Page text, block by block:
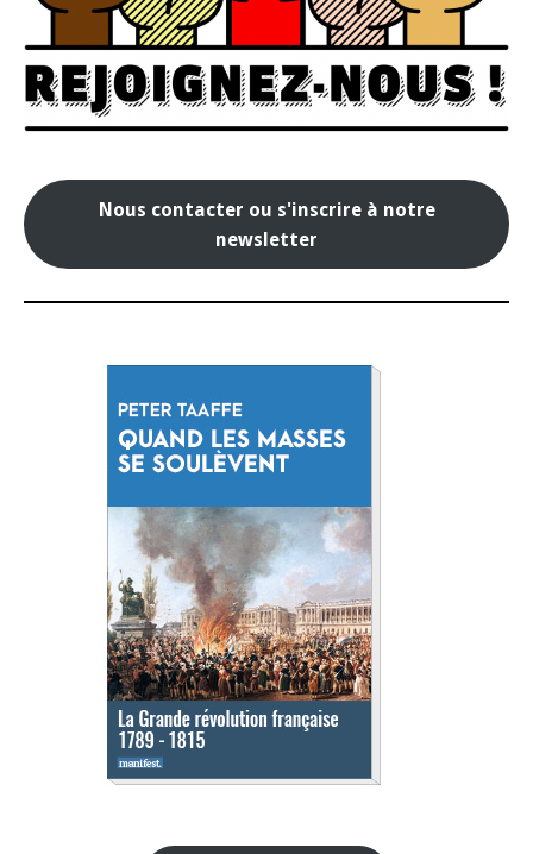
Nous contacter ou s'inscrire à notre
newsletter